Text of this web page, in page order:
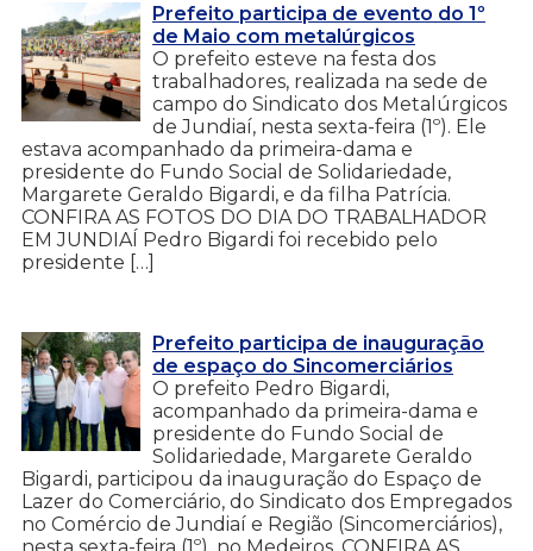
Prefeito participa de evento do 1º
de Maio com metalúrgicos
O prefeito esteve na festa dos
trabalhadores, realizada na sede de
campo do Sindicato dos Metalúrgicos
de Jundiaí, nesta sexta-feira (1º). Ele
estava acompanhado da primeira-dama e
presidente do Fundo Social de Solidariedade,
Margarete Geraldo Bigardi, e da filha Patrícia.
CONFIRA AS FOTOS DO DIA DO TRABALHADOR
EM JUNDIAÍ Pedro Bigardi foi recebido pelo
presidente […]
Prefeito participa de inauguração
de espaço do Sincomerciários
O prefeito Pedro Bigardi,
acompanhado da primeira-dama e
presidente do Fundo Social de
Solidariedade, Margarete Geraldo
Bigardi, participou da inauguração do Espaço de
Lazer do Comerciário, do Sindicato dos Empregados
no Comércio de Jundiaí e Região (Sincomerciários),
nesta sexta-feira (1º), no Medeiros. CONFIRA AS